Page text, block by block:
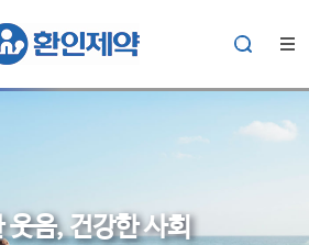
웃음, 건강한 사회